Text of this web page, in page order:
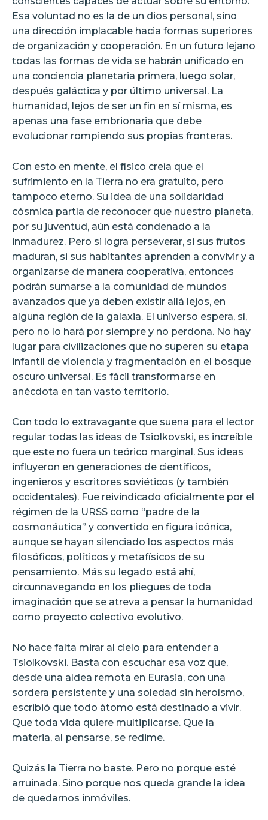
Esa voluntad no es la de un dios personal, sino
una dirección implacable hacia formas superiores
de organización y cooperación. En un futuro lejano
todas las formas de vida se habrán unificado en
una conciencia planetaria primera, luego solar,
después galáctica y por último universal. La
humanidad, lejos de ser un fin en sí misma, es
apenas una fase embrionaria que debe
evolucionar rompiendo sus propias fronteras.
Con esto en mente, el físico creía que el
sufrimiento en la Tierra no era gratuito, pero
tampoco eterno. Su idea de una solidaridad
cósmica partía de reconocer que nuestro planeta,
por su juventud, aún está condenado a la
inmadurez. Pero si logra perseverar, si sus frutos
maduran, si sus habitantes aprenden a convivir y a
organizarse de manera cooperativa, entonces
podrán sumarse a la comunidad de mundos
avanzados que ya deben existir allá lejos, en
alguna región de la galaxia. El universo espera, sí,
pero no lo hará por siempre y no perdona. No hay
lugar para civilizaciones que no superen su etapa
infantil de violencia y fragmentación en el bosque
oscuro universal. Es fácil transformarse en
anécdota en tan vasto territorio.
Con todo lo extravagante que suena para el lector
regular todas las ideas de Tsiolkovski, es increíble
que este no fuera un teórico marginal. Sus ideas
influyeron en generaciones de científicos,
ingenieros y escritores soviéticos (y también
occidentales). Fue reivindicado oficialmente por el
régimen de la URSS como “padre de la
cosmonáutica” y convertido en figura icónica,
aunque se hayan silenciado los aspectos más
filosóficos, políticos y metafísicos de su
pensamiento. Más su legado está ahí,
circunnavegando en los pliegues de toda
imaginación que se atreva a pensar la humanidad
como proyecto colectivo evolutivo.
No hace falta mirar al cielo para entender a
Tsiolkovski. Basta con escuchar esa voz que,
desde una aldea remota en Eurasia, con una
sordera persistente y una soledad sin heroísmo,
escribió que todo átomo está destinado a vivir.
Que toda vida quiere multiplicarse. Que la
materia, al pensarse, se redime.
Quizás la Tierra no baste. Pero no porque esté
arruinada. Sino porque nos queda grande la idea
de quedarnos inmóviles.